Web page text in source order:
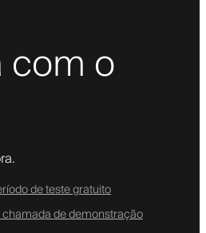
com o
de teste gratuito
de demonstração